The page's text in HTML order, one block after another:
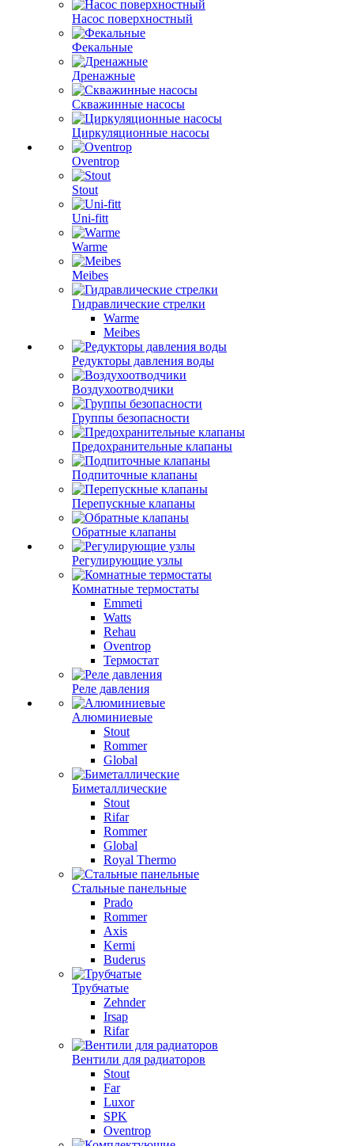
Насос поверхностный
Фекальные
Дренажные
Скважинные насосы
Циркуляционные насосы
Oventrop
Stout
Uni-fitt
Warme
Meibes
Гидравлические стрелки
Warme
Meibes
Редукторы давления воды
Воздухоотводчики
Группы безопасности
Предохранительные клапаны
Подпиточные клапаны
Перепускные клапаны
Обратные клапаны
Регулирующие узлы
Комнатные термостаты
Emmeti
Watts
Rehau
Oventrop
Термостат
Реле давления
Алюминиевые
Stout
Rommer
Global
Биметаллические
Stout
Rifar
Rommer
Global
Royal Thermo
Стальные панельные
Prado
Rommer
Axis
Kermi
Buderus
Трубчатые
Zehnder
Irsap
Rifar
Вентили для радиаторов
Stout
Far
Luxor
SPK
Oventrop